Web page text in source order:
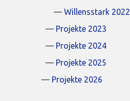
Willensstark 2022
Projekte 2023
Projekte 2024
Projekte 2025
Projekte 2026